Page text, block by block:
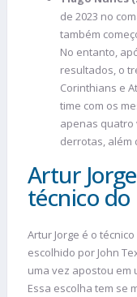
de 2023 no
também
No entanto,
resultados, o
Corinthians e
time com os
apenas quatro
derrotas, além
Artur
técnico
Artur Jorge é o
escolhido por John
uma vez apostou em
Essa escolha tem se